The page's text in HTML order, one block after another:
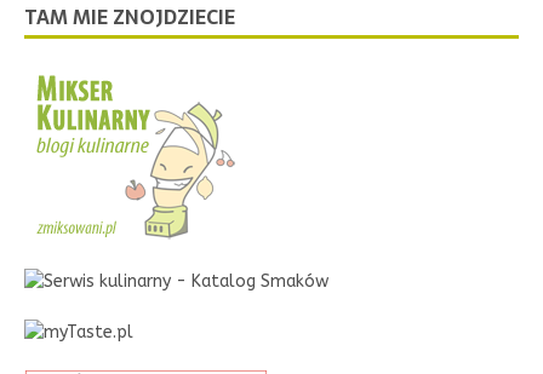
TAM MIE ZNOJDZIECIE